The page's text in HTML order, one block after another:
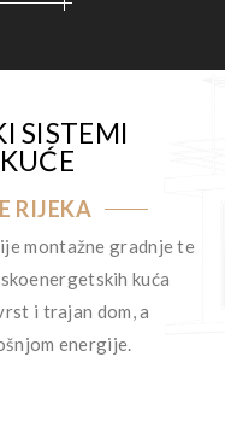
SISTEMI
RIJEKA
montažne gradnje te
kuća
i trajan dom, a
energije.